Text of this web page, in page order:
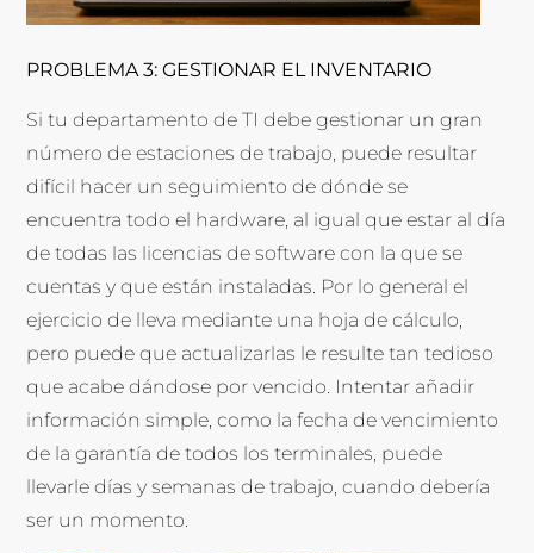
PROBLEMA 3: GESTIONAR EL INVENTARIO
Si tu departamento de TI debe gestionar un gran
número de estaciones de trabajo, puede resultar
difícil hacer un seguimiento de dónde se
encuentra todo el hardware, al igual que estar al día
de todas las licencias de software con la que se
cuentas y que están instaladas. Por lo general el
ejercicio de lleva mediante una hoja de cálculo,
pero puede que actualizarlas le resulte tan tedioso
que acabe dándose por vencido. Intentar añadir
información simple, como la fecha de vencimiento
de la garantía de todos los terminales, puede
llevarle días y semanas de trabajo, cuando debería
ser un momento.